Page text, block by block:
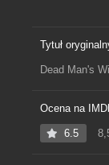
Tytuł
Dead Man's
Ocena na
6.5